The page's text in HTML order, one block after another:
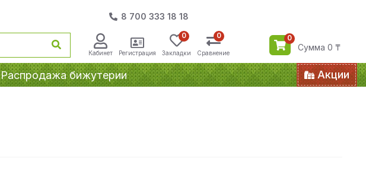
8 700 333 18 18
Кабинет Регистрация Закладки
0
Сравнение
0 0
Сумма 0 ₸
Распродажа бижутерии Акции